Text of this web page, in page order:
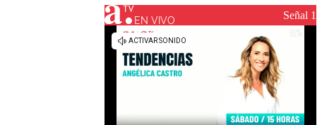
Universidad de Chile
Sustentabilidad
EN VIVO Señal 1